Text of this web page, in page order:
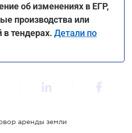
об изменениях в ЕГР,
производства или
в тендерах. Детали по
аренды земли